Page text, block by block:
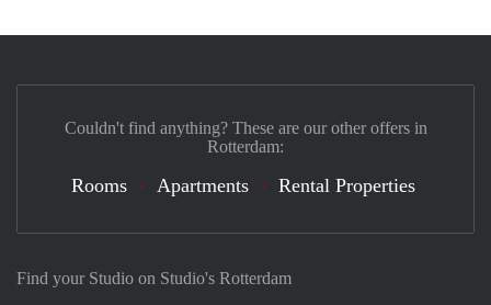
Find your Studio on Studio's Rotterdam
Couldn't find anything? These are our other offers in
Rotterdam:
Rooms Apartments Rental Properties